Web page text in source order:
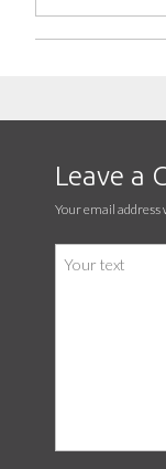
Leave a
Your email address